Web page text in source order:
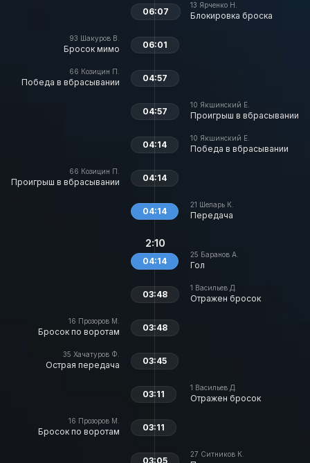
13 Ярченко Н.
Блокировка броска
06:07
93 Шакуров В.
Бросок мимо 06:01
66 Козицин П.
Победа в вбрасывании 04:57
10 Якшинский Е.
Проигрыш в вбрасывании
04:57
10 Якшинский Е.
Победа в вбрасывании
04:14
66 Козицин П.
Проигрыш в вбрасывании 04:14
21 Шеларь К.
Передача
04:14
25 Баранов А.
Гол
2:10
04:14
1 Васильев Д.
Отражен бросок
03:48
16 Прозоров М.
Бросок по воротам 03:48
35 Хачатуров Ф.
Острая передача 03:45
1 Васильев Д.
Отражен бросок
03:11
16 Прозоров М.
Бросок по воротам 03:11
27 Ситников К.
03:05